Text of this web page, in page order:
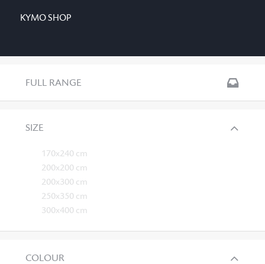
KYMO SHOP
FULL RANGE
SIZE
170x240 cm
200x200 cm
200x300 cm
250x350 cm
300x400 cm
COLOUR